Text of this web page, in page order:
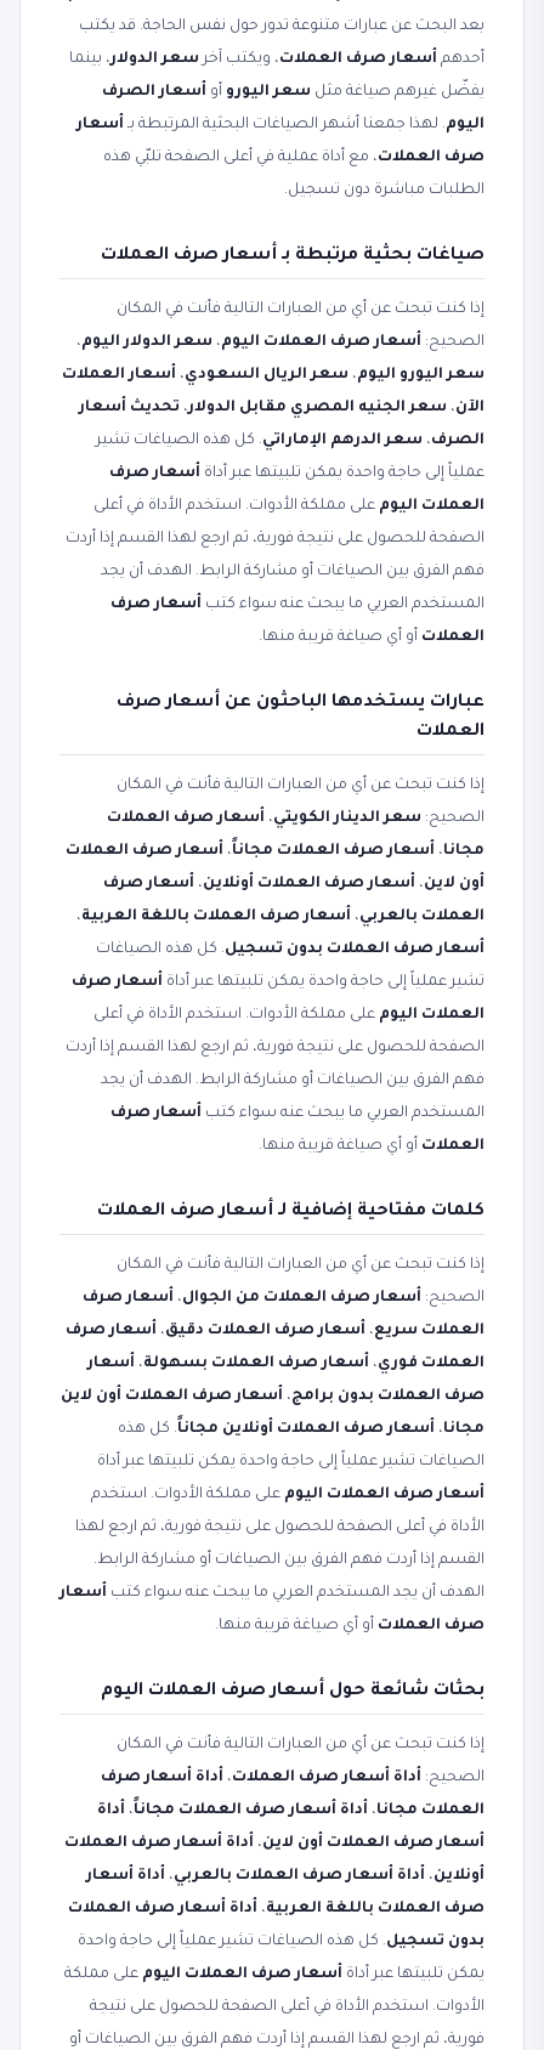
بعد البحث عن عبارات متنوعة تدور حول نفس الحاجة. قد يكتب
أحدهم أسعار صرف العملات، ويكتب آخر سعر الدولار، بينما
يفضّل غيرهم صياغة مثل سعر اليورو أو أسعار الصرف
اليوم. لهذا جمعنا أشهر الصياغات البحثية المرتبطة بـ أسعار
صرف العملات، مع أداة عملية في أعلى الصفحة تلبّي هذه
الطلبات مباشرة دون تسجيل.
صياغات بحثية مرتبطة بـ أسعار صرف العملات
إذا كنت تبحث عن أي من العبارات التالية فأنت في المكان
الصحيح: أسعار صرف العملات اليوم، سعر الدولار اليوم،
سعر اليورو اليوم، سعر الريال السعودي، أسعار العملات
الآن، سعر الجنيه المصري مقابل الدولار، تحديث أسعار
الصرف، سعر الدرهم الإماراتي. كل هذه الصياغات تشير
عملياً إلى حاجة واحدة يمكن تلبيتها عبر أداة أسعار صرف
العملات اليوم على مملكة الأدوات. استخدم الأداة في أعلى
الصفحة للحصول على نتيجة فورية، ثم ارجع لهذا القسم إذا أردت
فهم الفرق بين الصياغات أو مشاركة الرابط. الهدف أن يجد
المستخدم العربي ما يبحث عنه سواء كتب أسعار صرف
العملات أو أي صياغة قريبة منها.
عبارات يستخدمها الباحثون عن أسعار صرف
العملات
إذا كنت تبحث عن أي من العبارات التالية فأنت في المكان
الصحيح: سعر الدينار الكويتي، أسعار صرف العملات
مجانا، أسعار صرف العملات مجاناً، أسعار صرف العملات
أون لاين، أسعار صرف العملات أونلاين، أسعار صرف
العملات بالعربي، أسعار صرف العملات باللغة العربية،
أسعار صرف العملات بدون تسجيل. كل هذه الصياغات
تشير عملياً إلى حاجة واحدة يمكن تلبيتها عبر أداة أسعار صرف
العملات اليوم على مملكة الأدوات. استخدم الأداة في أعلى
الصفحة للحصول على نتيجة فورية، ثم ارجع لهذا القسم إذا أردت
فهم الفرق بين الصياغات أو مشاركة الرابط. الهدف أن يجد
المستخدم العربي ما يبحث عنه سواء كتب أسعار صرف
العملات أو أي صياغة قريبة منها.
كلمات مفتاحية إضافية لـ أسعار صرف العملات
إذا كنت تبحث عن أي من العبارات التالية فأنت في المكان
الصحيح: أسعار صرف العملات من الجوال، أسعار صرف
العملات سريع، أسعار صرف العملات دقيق، أسعار صرف
العملات فوري، أسعار صرف العملات بسهولة، أسعار
صرف العملات بدون برامج، أسعار صرف العملات أون لاين
مجانا، أسعار صرف العملات أونلاين مجاناً. كل هذه
الصياغات تشير عملياً إلى حاجة واحدة يمكن تلبيتها عبر أداة
أسعار صرف العملات اليوم على مملكة الأدوات. استخدم
الأداة في أعلى الصفحة للحصول على نتيجة فورية، ثم ارجع لهذا
القسم إذا أردت فهم الفرق بين الصياغات أو مشاركة الرابط.
الهدف أن يجد المستخدم العربي ما يبحث عنه سواء كتب أسعار
صرف العملات أو أي صياغة قريبة منها.
بحثات شائعة حول أسعار صرف العملات اليوم
إذا كنت تبحث عن أي من العبارات التالية فأنت في المكان
الصحيح: أداة أسعار صرف العملات، أداة أسعار صرف
العملات مجانا، أداة أسعار صرف العملات مجاناً، أداة
أسعار صرف العملات أون لاين، أداة أسعار صرف العملات
أونلاين، أداة أسعار صرف العملات بالعربي، أداة أسعار
صرف العملات باللغة العربية، أداة أسعار صرف العملات
بدون تسجيل. كل هذه الصياغات تشير عملياً إلى حاجة واحدة
يمكن تلبيتها عبر أداة أسعار صرف العملات اليوم على مملكة
الأدوات. استخدم الأداة في أعلى الصفحة للحصول على نتيجة
فورية، ثم ارجع لهذا القسم إذا أردت فهم الفرق بين الصياغات أو